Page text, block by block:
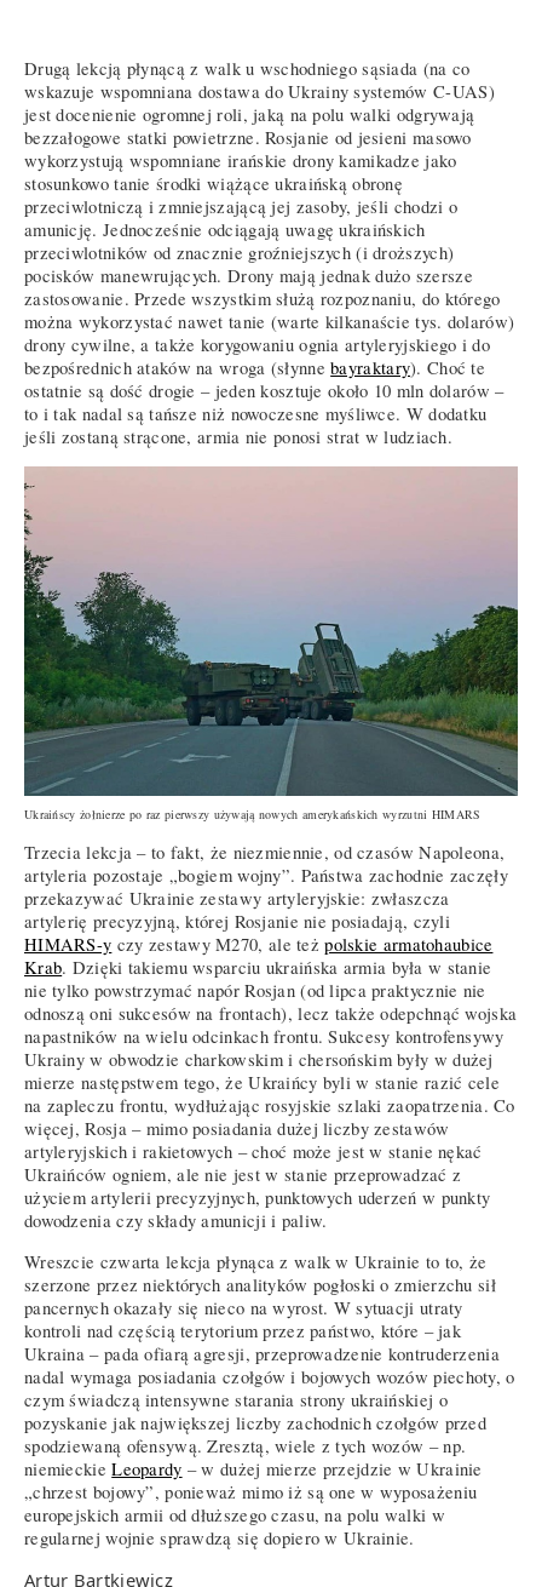
Drugą lekcją płynącą z walk u wschodniego sąsiada (na co
wskazuje wspomniana dostawa do Ukrainy systemów C-UAS)
jest docenienie ogromnej roli, jaką na polu walki odgrywają
bezzałogowe statki powietrzne. Rosjanie od jesieni masowo
wykorzystują wspomniane irańskie drony kamikadze jako
stosunkowo tanie środki wiążące ukraińską obronę
przeciwlotniczą i zmniejszającą jej zasoby, jeśli chodzi o
amunicję. Jednocześnie odciągają uwagę ukraińskich
przeciwlotników od znacznie groźniejszych (i droższych)
pocisków manewrujących. Drony mają jednak dużo szersze
zastosowanie. Przede wszystkim służą rozpoznaniu, do którego
można wykorzystać nawet tanie (warte kilkanaście tys. dolarów)
drony cywilne, a także korygowaniu ognia artyleryjskiego i do
bezpośrednich ataków na wroga (słynnebayraktary). Choć te
ostatnie są dość drogie – jeden kosztuje około 10 mln dolarów –
to i tak nadal są tańsze niż nowoczesne myśliwce. W dodatku
jeśli zostaną strącone, armia nie ponosi strat w ludziach.
Ukraińscy żołnierze po raz pierwszy używają nowych amerykańskich wyrzutni HIMARS
Trzecia lekcja – to fakt, że niezmiennie, od czasów Napoleona,
artyleria pozostaje „bogiem wojny”. Państwa zachodnie zaczęły
przekazywać Ukrainie zestawy artyleryjskie: zwłaszcza
artylerię precyzyjną, której Rosjanie nie posiadają, czyli
HIMARS-y czy zestawy M270, ale teżpolskie armatohaubice
Krab. Dzięki takiemu wsparciu ukraińska armia była w stanie
nie tylko powstrzymać napór Rosjan (od lipca praktycznie nie
odnoszą oni sukcesów na frontach), lecz także odepchnąć wojska
napastników na wielu odcinkach frontu. Sukcesy kontrofensywy
Ukrainy w obwodzie charkowskim i chersońskim były w dużej
mierze następstwem tego, że Ukraińcy byli w stanie razić cele
na zapleczu frontu, wydłużając rosyjskie szlaki zaopatrzenia. Co
więcej, Rosja – mimo posiadania dużej liczby zestawów
artyleryjskich i rakietowych – choć może jest w stanie nękać
Ukraińców ogniem, ale nie jest w stanie przeprowadzać z
użyciem artylerii precyzyjnych, punktowych uderzeń w punkty
dowodzenia czy składy amunicji i paliw.
Wreszcie czwarta lekcja płynąca z walk w Ukrainie to to, że
szerzone przez niektórych analityków pogłoski o zmierzchu sił
pancernych okazały się nieco na wyrost. W sytuacji utraty
kontroli nad częścią terytorium przez państwo, które – jak
Ukraina – pada ofiarą agresji, przeprowadzenie kontruderzenia
nadal wymaga posiadania czołgów i bojowych wozów piechoty, o
czym świadczą intensywne starania strony ukraińskiej o
pozyskanie jak największej liczby zachodnich czołgów przed
spodziewaną ofensywą. Zresztą, wiele z tych wozów – np.
niemieckieLeopardy – w dużej mierze przejdzie w Ukrainie
„chrzest bojowy”, ponieważ mimo iż są one w wyposażeniu
europejskich armii od dłuższego czasu, na polu walki w
regularnej wojnie sprawdzą się dopiero w Ukrainie.
Artur Bartkiewicz